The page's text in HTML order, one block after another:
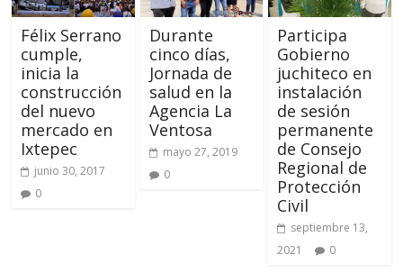
Félix Serrano
cumple,
inicia la
construcción
del nuevo
mercado en
Ixtepec
junio 30, 2017
0
Durante
cinco días,
Jornada de
salud en la
Agencia La
Ventosa
mayo 27, 2019
0
Participa
Gobierno
juchiteco en
instalación
de sesión
permanente
de Consejo
Regional de
Protección
Civil
septiembre 13,
2021
0